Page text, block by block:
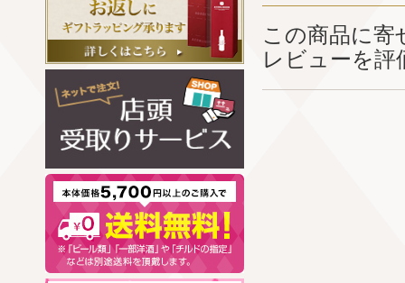
この商品に
レビューを評